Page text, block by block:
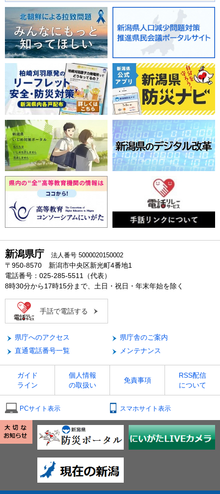
新潟県庁 法人番号 5000020150002
〒950-8570 新潟市中央区新光町4番地1
電話番号：025-285-5511（代表）
8時30分から17時15分まで、土日・祝日・年末年始を除く
手話で電話する
県庁へのアクセス
県庁舎のご案内
直通電話番号一覧
メンテナンス
ガイド
ライン
個人情報
の取扱い
免責事項
RSS配信
について
PCサイト表示 スマホサイト表示